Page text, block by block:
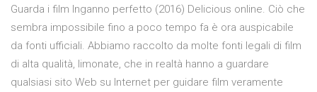
Guarda i film Inganno perfetto (2016) Delicious online. Ciò che
sembra impossibile fino a poco tempo fa è ora auspicabile
da fonti ufficiali. Abbiamo raccolto da molte fonti legali di film
di alta qualità, limonate, che in realtà hanno a guardare
qualsiasi sito Web su Internet per guidare film veramente